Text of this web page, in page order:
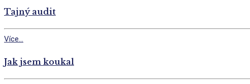
Tajný audit
Více...
Jak jsem koukal